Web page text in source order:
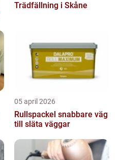
Trädfällning i Skåne
05 april 2026
Rullspackel snabbare väg
till släta väggar